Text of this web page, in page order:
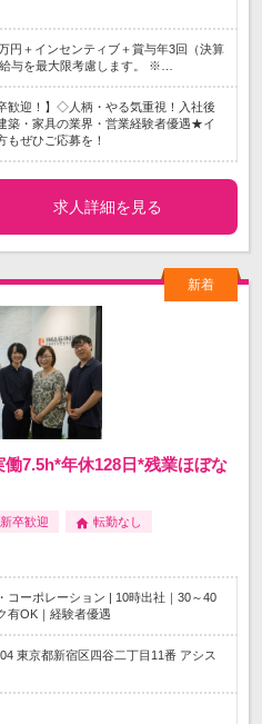
円＋インセンティブ＋賞与年3回（決算
与を最大限考慮します。 ※…
歓迎！】◇人柄・やる気重視！入社後
築・家具の業界・営業経験者優遇★イ
もぜひご応募を！
求人詳細を見る
7.5h*年休128日*残業ほぼな
卒歓迎 転勤なし
コーポレーション | 10時出社｜30～40
有OK｜経験者優遇
東京都新宿区四谷二丁目11番 アシス